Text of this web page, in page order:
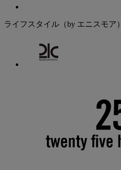
ライフスタイル（by エニスモア）